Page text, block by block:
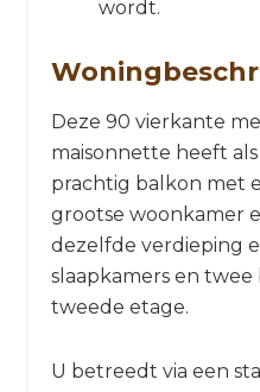
wordt.
Deze 90 vierkante
maisonnette heeft
prachtig balkon met
grootse woonkamer
dezelfde verdieping
slaapkamers en
tweede etage.
U betreedt via een